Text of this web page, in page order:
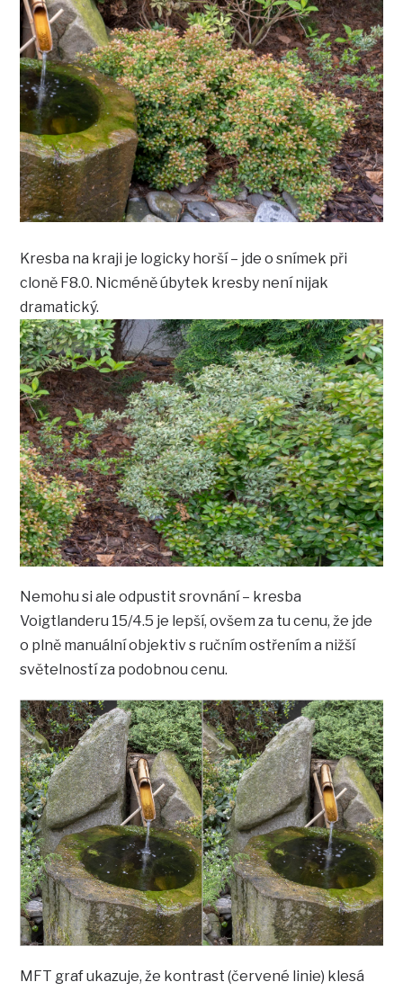
Kresba na kraji je logicky horší – jde o snímek při
cloně F8.0. Nicméně úbytek kresby není nijak
dramatický.
Nemohu si ale odpustit srovnání – kresba
Voigtlanderu 15/4.5 je lepší, ovšem za tu cenu, že jde
o plně manuální objektiv s ručním ostřením a nižší
světelností za podobnou cenu.
MFT graf ukazuje, že kontrast (červené linie) klesá